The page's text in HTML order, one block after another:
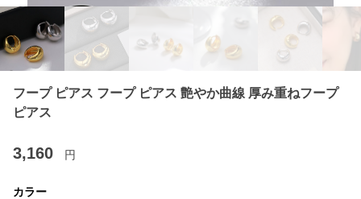
フープ ピアス フープ ピアス 艶やか曲線 厚み重ねフープ
ピアス
3,160 円
カラー